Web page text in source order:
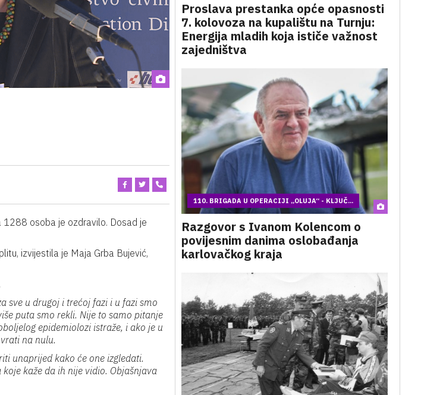
osoba je ozdravilo. Dosad je
izvijestila je Maja Grba Bujević,
sve u drugoj i trećoj fazi i u fazi smo
puta smo rekli. Nije to samo pitanje
epidemiolozi istraže, i ako je u
na nulu.
unaprijed kako će one izgledati.
kaže da ih nije vidio. Objašnjava
Proslava prestanka opće opasnosti
7. kolovoza na kupalištu na Turnju:
Energija mladih koja ističe važnost
zajedništva
110. BRIGADA U OPERACIJI „OLUJA“ - KLJUČ...
Razgovor s Ivanom Kolencom o
povijesnim danima oslobađanja
karlovačkog kraja